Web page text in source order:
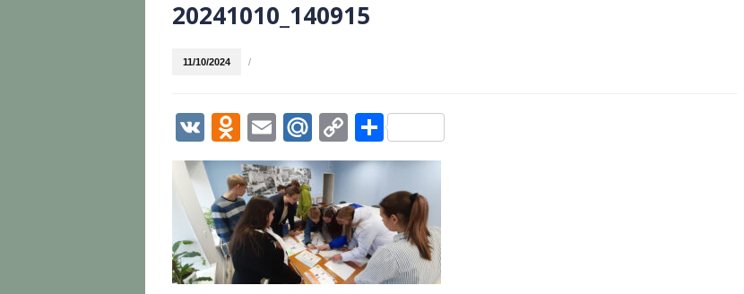
20241010_140915
11/10/2024 /
VK Odnoklassniki
EmailMail.Ru
Copy
Link
Отправить